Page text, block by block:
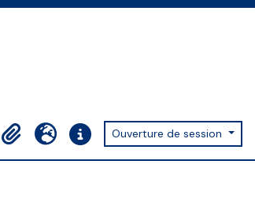
Presse-papier
LangueLiens rapidesOuverture de session